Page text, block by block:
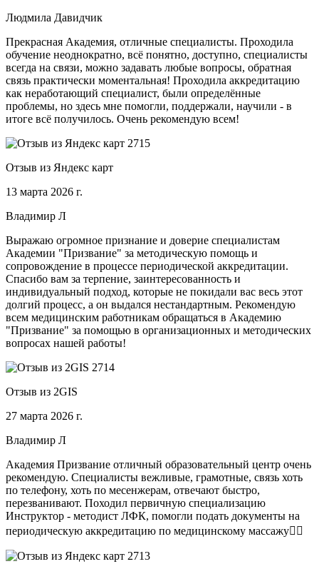
Людмила Давидчик
Прекрасная Академия, отличные специалисты. Проходила
обучение неоднократно, всё понятно, доступно, специалисты
всегда на связи, можно задавать любые вопросы, обратная
связь практически моментальная! Проходила аккредитацию
как неработающий специалист, были определённые
проблемы, но здесь мне помогли, поддержали, научили - в
итоге всё получилось. Очень рекомендую всем!
Отзыв из Яндекс карт
13 марта 2026 г.
Владимир Л
Выражаю огромное признание и доверие специалистам
Академии "Призвание" за методическую помощь и
сопровождение в процессе периодической аккредитации.
Спасибо вам за терпение, заинтересованность и
индивидуальный подход, которые не покидали вас весь этот
долгий процесс, а он выдался нестандартным. Рекомендую
всем медицинским работникам обращаться в Академию
"Призвание" за помощью в организационных и методических
вопросах нашей работы!
Отзыв из 2GIS
27 марта 2026 г.
Владимир Л
Академия Призвание отличный образовательный центр очень
рекомендую. Специалисты вежливые, грамотные, связь хоть
по телефону, хоть по месенжерам, отвечают быстро,
перезванивают. Походил первичную специализацию
Инструктор - методист ЛФК, помогли подать документы на
периодическую аккредитацию по медицинскому массажу🧑‍⚕️